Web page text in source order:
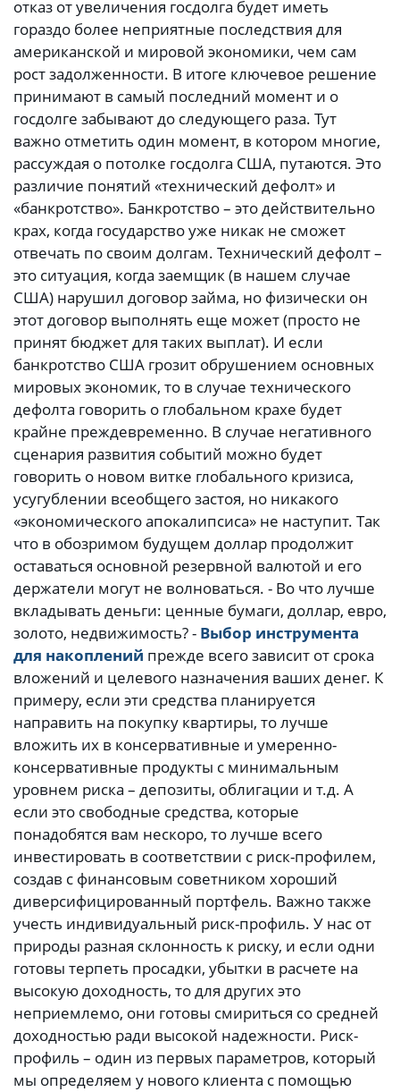
отказ от увеличения госдолга будет иметь
гораздо более неприятные последствия для
американской и мировой экономики, чем сам
рост задолженности. В итоге ключевое решение
принимают в самый последний момент и о
госдолге забывают до следующего раза. Тут
важно отметить один момент, в котором многие,
рассуждая о потолке госдолга США, путаются. Это
различие понятий «технический дефолт» и
«банкротство». Банкротство – это действительно
крах, когда государство уже никак не сможет
отвечать по своим долгам. Технический дефолт –
это ситуация, когда заемщик (в нашем случае
США) нарушил договор займа, но физически он
этот договор выполнять еще может (просто не
принят бюджет для таких выплат). И если
банкротство США грозит обрушением основных
мировых экономик, то в случае технического
дефолта говорить о глобальном крахе будет
крайне преждевременно. В случае негативного
сценария развития событий можно будет
говорить о новом витке глобального кризиса,
усугублении всеобщего застоя, но никакого
«экономического апокалипсиса» не наступит. Так
что в обозримом будущем доллар продолжит
оставаться основной резервной валютой и его
держатели могут не волноваться. - Во что лучше
вкладывать деньги: ценные бумаги, доллар, евро,
золото, недвижимость? - Выбор инструмента
для накоплений прежде всего зависит от срока
вложений и целевого назначения ваших денег. К
примеру, если эти средства планируется
направить на покупку квартиры, то лучше
вложить их в консервативные и умеренно-
консервативные продукты с минимальным
уровнем риска – депозиты, облигации и т.д. А
если это свободные средства, которые
понадобятся вам нескоро, то лучше всего
инвестировать в соответствии с риск-профилем,
создав с финансовым советником хороший
диверсифицированный портфель. Важно также
учесть индивидуальный риск-профиль. У нас от
природы разная склонность к риску, и если одни
готовы терпеть просадки, убытки в расчете на
высокую доходность, то для других это
неприемлемо, они готовы смириться со средней
доходностью ради высокой надежности. Риск-
профиль – один из первых параметров, который
мы определяем у нового клиента с помощью